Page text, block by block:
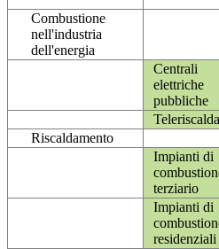
Combustione
nell'industria
dell'energia
Centrali
elettriche
pubbliche
Riscaldamento
Impianti di
terziario
Impianti di
residenziali